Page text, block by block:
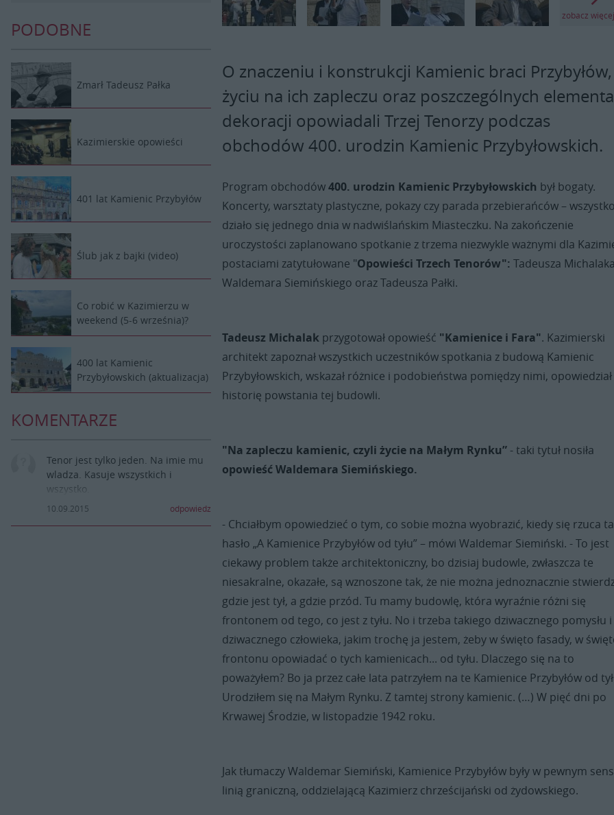
PODOBNE
Zmarł Tadeusz Pałka
Kazimierskie opowieści
401 lat Kamienic Przybyłów
Ślub jak z bajki (video)
Co robić w Kazimierzu w
weekend (5-6 września)?
400 lat Kamienic
Przybyłowskich (aktualizacja)
KOMENTARZE
Tenor jest tylko jeden. Na imie mu
wladza. Kasuje wszystkich i
wszystko.
10.09.2015 odpowiedz
zobacz więcej
O znaczeniu i konstrukcji Kamienic braci
życiu na ich zapleczu oraz poszczególnych
dekoracji opowiadali Trzej Tenorzy podczas
obchodów 400. urodzin Kamienic Przybyłowskich.
Program obchodów400. urodzin Kamienic Przybyłowskich był bogaty.
Koncerty, warsztaty plastyczne, pokazy czy parada przebierańców –
działo się jednego dnia w nadwiślańskim Miasteczku. Na zakończenie
uroczystości zaplanowano spotkanie z trzema niezwykle ważnymi dla
postaciami zatytułowane "Opowieści Trzech Tenorów": Tadeusza
Waldemara Siemińskiego oraz Tadeusza Pałki.
Tadeusz Michalak przygotował opowieść "Kamienice i Fara". Kazimierski
architekt zapoznał wszystkich uczestników spotkania z budową Kamienic
Przybyłowskich, wskazał różnice i podobieństwa pomiędzy nimi,
historię powstania tej budowli.
"Na zapleczu kamienic, czyli życie na Małym Rynku” - taki tytuł nosiła
opowieść Waldemara Siemińskiego.
- Chciałbym opowiedzieć o tym, co sobie można wyobrazić, kiedy się rzuca
hasło „A Kamienice Przybyłów od tyłu” – mówi Waldemar Siemiński. - To jest
ciekawy problem także architektoniczny, bo dzisiaj budowle, zwłaszcza te
niesakralne, okazałe, są wznoszone tak, że nie można jednoznacznie
gdzie jest tył, a gdzie przód. Tu mamy budowlę, która wyraźnie różni się
frontonem od tego, co jest z tyłu. No i trzeba takiego dziwacznego pomysłu
dziwacznego człowieka, jakim trochę ja jestem, żeby w święto fasady, w
frontonu opowiadać o tych kamienicach... od tyłu. Dlaczego się na to
poważyłem? Bo ja przez całe lata patrzyłem na te Kamienice Przybyłów od
Urodziłem się na Małym Rynku. Z tamtej strony kamienic. (…) W pięć dni po
Krwawej Środzie, w listopadzie 1942 roku.
Jak tłumaczy Waldemar Siemiński, Kamienice Przybyłów były w pewnym
linią graniczną, oddzielającą Kazimierz chrześcijański od żydowskiego.